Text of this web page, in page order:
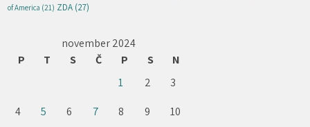
of America (21) ZDA (27)
november 2024
P
T S Č P S
N
1
2
3
4
5 6 7 8 9 10